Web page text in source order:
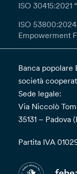
ISO 30415:2021
ISO
Empowerment
Banca popolare
società
Sede legale:
Via Niccolò
35131 – Padova
Partita IVA